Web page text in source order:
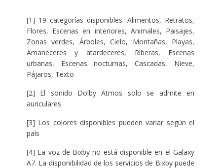
[1] 19 categorías disponibles: Alimentos, Retratos,
Flores, Escenas en interiores, Animales, Paisajes,
Zonas verdes, Árboles, Cielo, Montañas, Playas,
Amaneceres y atardeceres, Riberas, Escenas
urbanas, Escenas nocturnas, Cascadas, Nieve,
Pájaros, Texto
[2] El sonido Dolby Atmos solo se admite en
auriculares
[3] Los colores disponibles pueden variar según el
país
[4] La voz de Bixby no está disponible en el Galaxy
A7. La disponibilidad de los servicios de Bixby puede